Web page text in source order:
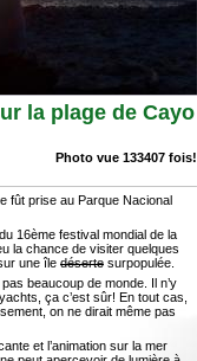
la plage de Cayo
Photo vue 133407 fois!
fût prise au Parque Nacional
16ème festival mondial de la
la chance de visiter quelques
une île déserte surpopulée.
beaucoup de monde. Il n’y
ça c’est sûr! En tout cas,
on ne dirait même pas
et l’animation sur la mer